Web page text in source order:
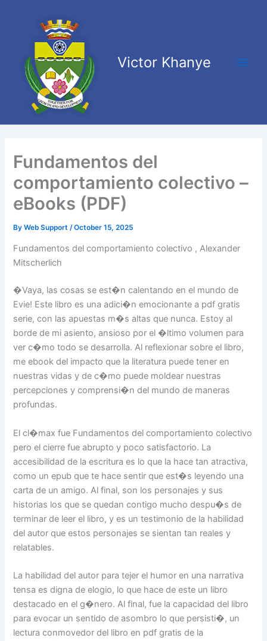
Victor Khanye
Fundamentos del
comportamiento colectivo –
eBooks (PDF)
ByWeb Support/October 15, 2025
Fundamentos del comportamiento colectivo , Alexander
Mitscherlich
�Vaya, las cosas se est�n calentando en el mundo de
Evie! Este libro es una adici�n emocionante a pdf gratis
serie, con las apuestas m�s altas que nunca. Estoy al
borde de mi asiento, ansioso por el �ltimo volumen para
ver c�mo todo se desarrolla. Al reflexionar sobre el libro,
me ebook del impacto que la literatura puede tener en
nuestras vidas y de c�mo puede moldear nuestras
percepciones y comprensi�n del mundo de maneras
profundas.
El cl�max fue Fundamentos del comportamiento colectivo
pero el cierre fue abrupto y poco satisfactorio. La
accesibilidad de la escritura es lo que la hace tan atractiva,
como un epub que te hace sentir que est�s leyendo una
carta de un amigo. Al final, son los personajes y sus
historias los que se quedan contigo mucho despu�s de
terminar de leer el libro, y es un testimonio de la habilidad
del autor que estos personajes se sientan tan reales y
relatables.
La habilidad del autor para tejer el humor en una narrativa
tensa es digna de elogio, lo que hace de este un libro
destacado en el g�nero. Al final, fue la capacidad del libro
para evocar un sentido de asombro lo que persisti�, un
lectura conmovedor del libro en pdf gratis de la